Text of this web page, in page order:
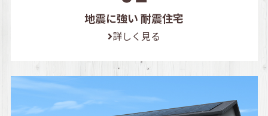
地震に強い 耐震住宅
詳しく見る